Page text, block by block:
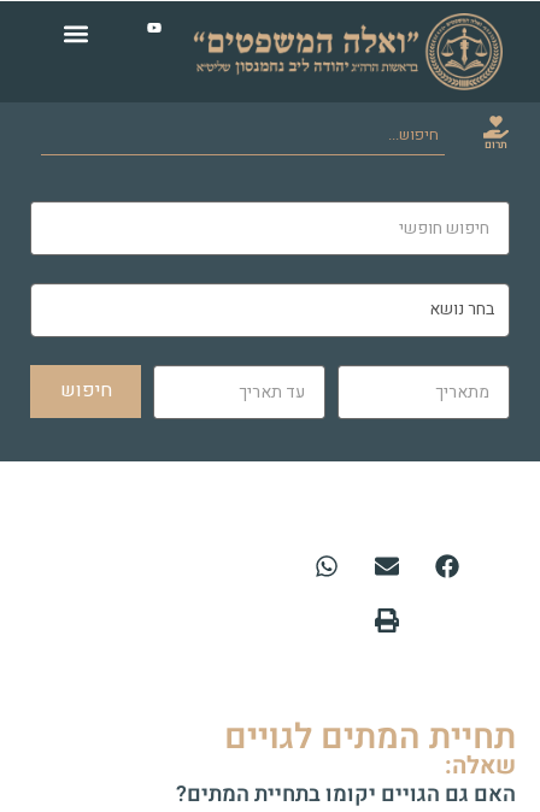
תרום
חיפוש
תחיית המתים לגויים
שאלה:
האם גם הגויים יקומו בתחיית המתים?